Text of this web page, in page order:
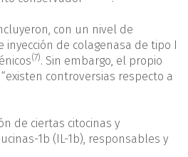
con un nivel de
de colagenasa de tipo I
(7). Sin embargo, el propio
controversias respecto a
de ciertas citocinas y
1b (IL-1b), responsables y